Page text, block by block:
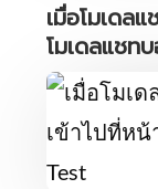
เมื่อโมเดล
โมเดลแชท